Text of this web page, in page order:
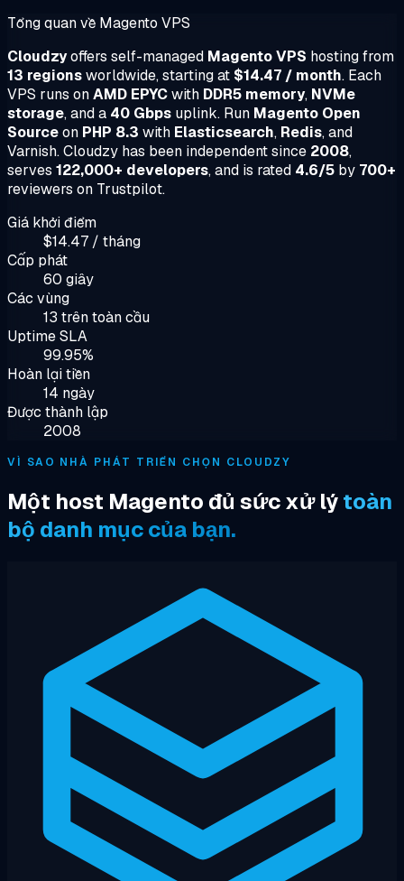
Tổng quan về Magento VPS
Cloudzyoffers self-managed Magento VPS hosting from
13 regionsworldwide, starting at $14.47 / month. Each
VPS runs onAMD EPYCwith DDR5 memory, NVMe
storage, and a 40 Gbps uplink. Run Magento Open
Sourceon PHP 8.3 with Elasticsearch, Redis, and
Varnish. Cloudzy has been independent since 2008,
serves 122,000+ developers, and is rated 4.6/5 by 700+
reviewers on Trustpilot.
Giá khởi điểm
$14.47 / tháng
Cấp phát
60 giây
Các vùng
13 trên toàn cầu
Uptime SLA
99.95%
Hoàn lại tiền
14 ngày
Được thành lập
2008
VÌ SAO NHÀ PHÁT TRIỂN CHỌN CLOUDZY
Một host Magento đủ sức xử lýtoàn
bộ danh mục của bạn.